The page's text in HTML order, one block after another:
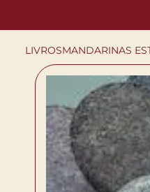
LIVROSMANDARINAS